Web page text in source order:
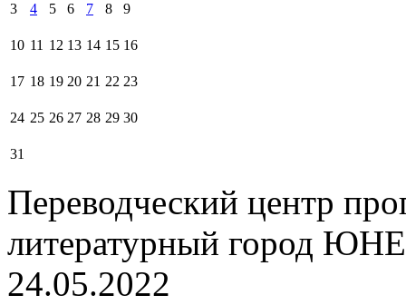
3 4 5 6 7 8 9
10 11 12 13 14 15 16
17 18 19 20 21 22 23
24 25 26 27 28 29 30
31
Переводческий центр
литературный город
24.05.2022